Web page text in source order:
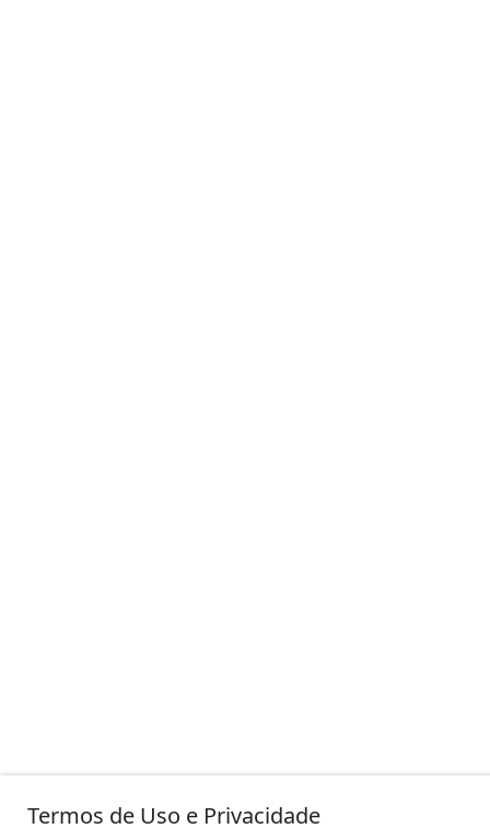
Termos de Uso e Privacidade